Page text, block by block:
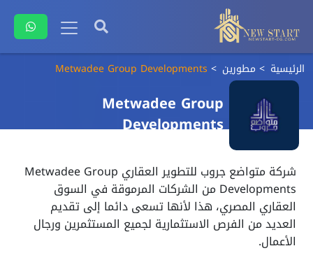
الرئيسية مطورين Metwadee Group Developments
Metwadee Group
Developments
شركة متواضع جروب للتطوير العقاري Metwadee Group
Developments من الشركات المرموقة في السوق
العقاري المصري، هذا لأنها تسعى دائما إلى تقديم
العديد من الفرص الاستثمارية لجميع المستثمرين ورجال
الأعمال.